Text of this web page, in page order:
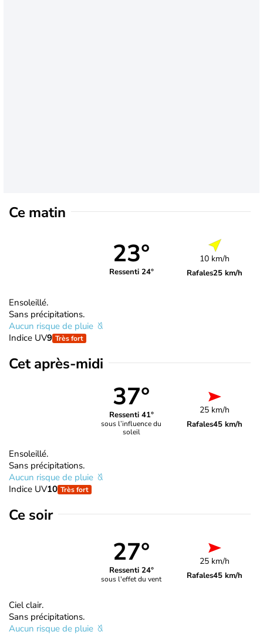
Ce matin
23°
Ressenti 24°
10 km/h
Rafales25 km/h
Ensoleillé.
Sans précipitations.
Aucun risque de pluie
Indice UV9 Très fort
Cet après-midi
37°
Ressenti 41°
sous l’influence du
soleil
25 km/h
Rafales45 km/h
Ensoleillé.
Sans précipitations.
Aucun risque de pluie
Indice UV10 Très fort
Ce soir
27°
Ressenti 24°
sous l'effet du vent
25 km/h
Rafales45 km/h
Ciel clair.
Sans précipitations.
Aucun risque de pluie